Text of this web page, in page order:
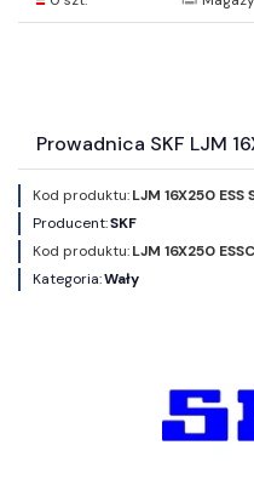
Prowadnica SKF LJM
Kod produktu:LJM 16X250 ESS
Producent:SKF
Kod produktu:LJM 16X250
Kategoria:Wały